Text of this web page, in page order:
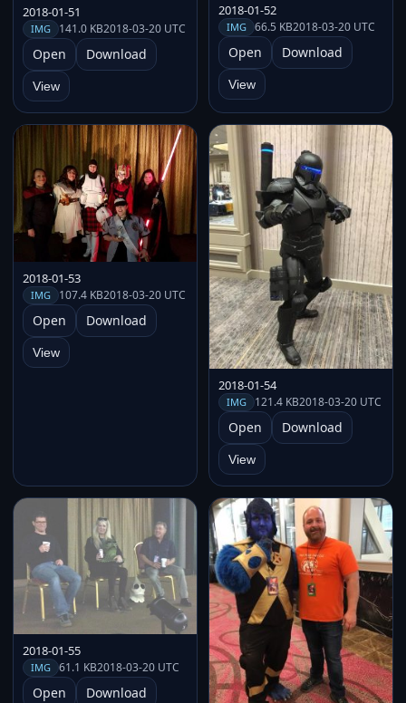
2018-01-51
IMG 141.0 KB2018-03-20 UTC
Open Download
View
2018-01-52
IMG 66.5 KB2018-03-20 UTC
Open Download
View
2018-01-53
IMG 107.4 KB2018-03-20 UTC
Open Download
View
2018-01-54
IMG 121.4 KB2018-03-20 UTC
Open Download
View
2018-01-55
IMG 61.1 KB2018-03-20 UTC
Open Download